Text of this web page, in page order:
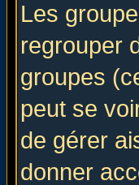
Les
regrouper
groupes
peut se
de gérer
donner